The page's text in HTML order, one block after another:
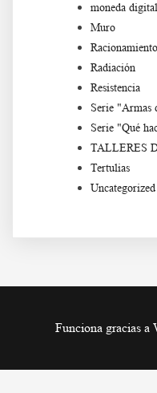
moneda digital
Muro
Racionamiento
Radiación
Resistencia
Serie "Armas
Serie "Qué
TALLERES
Tertulias
Uncategorized
Funciona gracias a